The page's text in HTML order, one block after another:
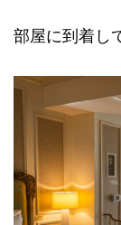
部屋に到着し